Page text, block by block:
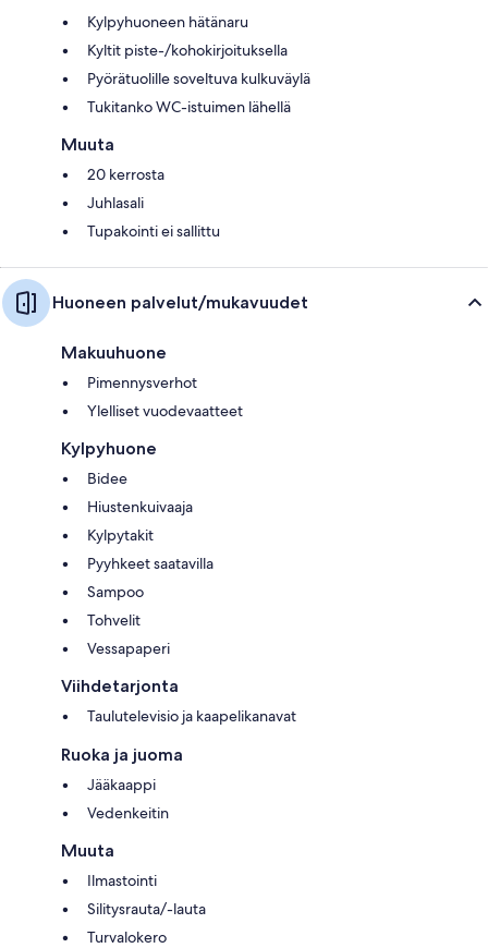
Kylpyhuoneen hätänaru
Kyltit piste-/kohokirjoituksella
Pyörätuolille soveltuva kulkuväylä
Tukitanko WC-istuimen lähellä
Muuta
20 kerrosta
Juhlasali
Tupakointi ei sallittu
Huoneen palvelut/mukavuudet
Makuuhuone
Pimennysverhot
Ylelliset vuodevaatteet
Kylpyhuone
Bidee
Hiustenkuivaaja
Kylpytakit
Pyyhkeet saatavilla
Sampoo
Tohvelit
Vessapaperi
Viihdetarjonta
Taulutelevisio ja kaapelikanavat
Ruoka ja juoma
Jääkaappi
Vedenkeitin
Muuta
Ilmastointi
Silitysrauta/-lauta
Turvalokero